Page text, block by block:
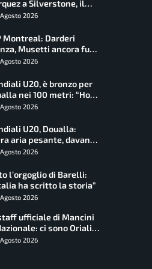
a Silverstone, il
e gli orari
2026
Montreal: Darderi
Musetti ancora fuori
2026
U20, è bronzo per
nei 100 metri: “Ho
l’ansia”
2026
U20, Doualla:
aria pesante, davano
Finale? Non
2026
l’orgoglio di Barelli:
ha scritto la storia”
2026
ufficiale di Mancini
ci sono Oriali e
confermato un
2026